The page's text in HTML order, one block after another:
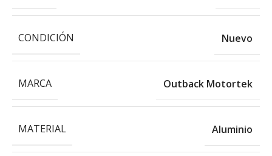
CONDICIÓN Nuevo
MARCA Outback Motortek
MATERIAL Aluminio